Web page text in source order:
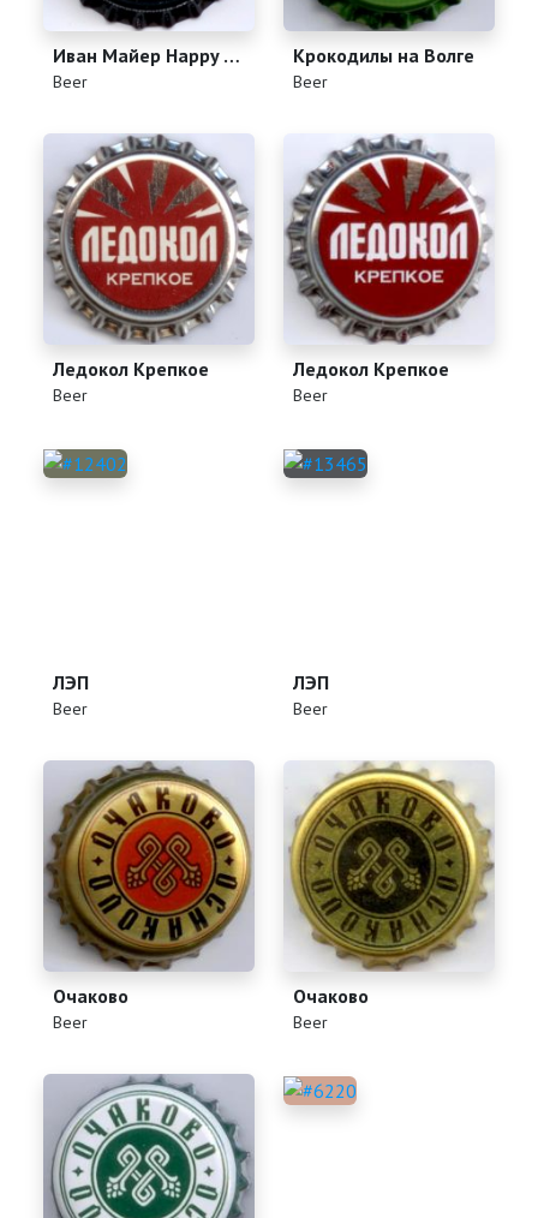
Иван Майер Happy Lager
(Beer)
Крокодилы на Волге
(Beer)
Ледокол Крепкое
(Beer)
Ледокол Крепкое
(Beer)
ЛЭП
(Beer)
ЛЭП
(Beer)
Очаково
(Beer)
Очаково
(Beer)